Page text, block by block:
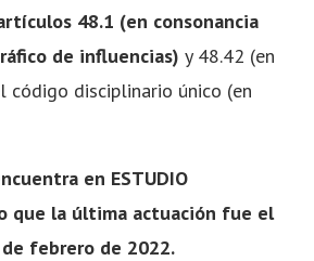
48.1 (en consonancia
de influencias) y 48.42 (en
código disciplinario único (en
en ESTUDIO
que la última actuación fue el
febrero de 2022.